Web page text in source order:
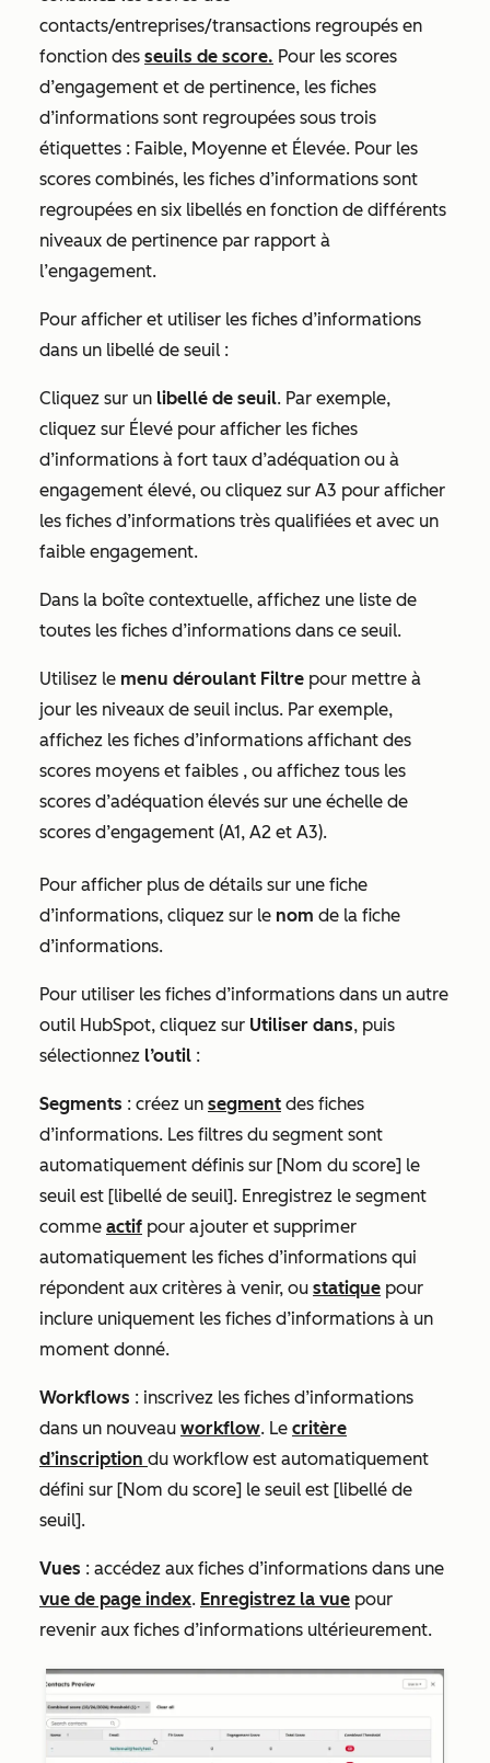
contacts/entreprises/transactions regroupés en
fonction des seuils de score. Pour les scores
d’engagement et de pertinence, les fiches
d’informations sont regroupées sous trois
étiquettes : Faible, Moyenne et Élevée. Pour les
scores combinés, les fiches d’informations sont
regroupées en six libellés en fonction de différents
niveaux de pertinence par rapport à
l’engagement.
Pour afficher et utiliser les fiches d’informations
dans un libellé de seuil :
Cliquez sur un libellé de seuil. Par exemple,
cliquez sur Élevé pour afficher les fiches
d’informations à fort taux d’adéquation ou à
engagement élevé, ou cliquez sur A3 pour afficher
les fiches d’informations très qualifiées et avec un
faible engagement.
Dans la boîte contextuelle, affichez une liste de
toutes les fiches d’informations dans ce seuil.
Utilisez le menu déroulant Filtre pour mettre à
jour les niveaux de seuil inclus. Par exemple,
affichez les fiches d’informations affichant des
scores moyens et faibles , ou affichez tous les
scores d’adéquation élevés sur une échelle de
scores d’engagement (A1, A2 et A3).
Pour afficher plus de détails sur une fiche
d’informations, cliquez sur le nom de la fiche
d’informations.
Pour utiliser les fiches d’informations dans un autre
outil HubSpot, cliquez sur Utiliser dans, puis
sélectionnez l’outil :
Segments : créez un segment des fiches
d’informations. Les filtres du segment sont
automatiquement définis sur [Nom du score] le
seuil est [libellé de seuil]. Enregistrez le segment
comme actif pour ajouter et supprimer
automatiquement les fiches d’informations qui
répondent aux critères à venir, ou statique pour
inclure uniquement les fiches d’informations à un
moment donné.
Workflows : inscrivez les fiches d’informations
dans un nouveau workflow. Le critère
d’inscription du workflow est automatiquement
défini sur [Nom du score] le seuil est [libellé de
seuil].
Vues : accédez aux fiches d’informations dans une
vue de page index. Enregistrez la vue pour
revenir aux fiches d’informations ultérieurement.